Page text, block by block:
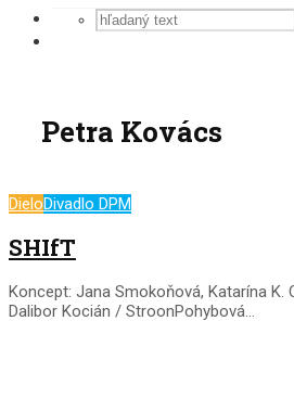
Petra Kovács
DieloDivadlo DPM
SHIfT
Koncept: Jana Smokoňová, Katarína K.
Dalibor Kocián / StroonPohybová...